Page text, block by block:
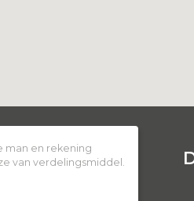
man en rekening
van verdelingsmiddel.